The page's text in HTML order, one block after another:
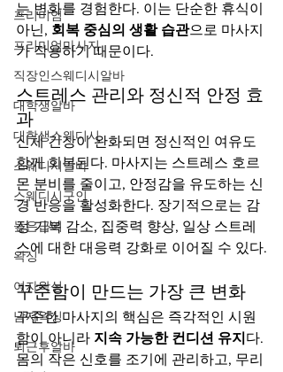
프리미엄
프리미엄마사지
직장인스웨디시알바
대학생알바
대학생스웨디시
스웨디시알바
스웨디시구인
높은급여
왁싱
여자왁싱
남자왁싱
퇴근후알바
는 변화를 경험한다. 이는 단순한 휴식이
아닌, 회복 중심의 생활 습관으로 마사지
가 작용하기 때문이다.
스트레스 관리와 정신적 안정 효
과
신체 긴장이 완화되면 정신적인 여유도
함께 회복된다. 마사지는 스트레스 호르
몬 분비를 줄이고, 안정감을 유도하는 신
경 반응을 활성화한다. 장기적으로는 감
정 기복 감소, 집중력 향상, 일상 스트레
스에 대한 대응력 강화로 이어질 수 있다.
꾸준함이 만드는 가장 큰 변화
꾸준한 마사지의 핵심은 즉각적인 시원
함이 아니라 지속 가능한 컨디션 유지 다.
몸의 작은 신호를 조기에 관리하고, 무리